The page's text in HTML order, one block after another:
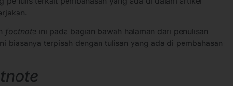
footnote ini pada bagian bawah halaman dari penulisan
biasanya terpisah dengan tulisan yang ada di pembahasan